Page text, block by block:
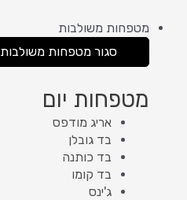
מטפחות משולבות
סגור מטפחות משולבות
מטפחות יום
אריג מודפס
בד גובלן
בד כותנה
בד קומו
ג'ינס